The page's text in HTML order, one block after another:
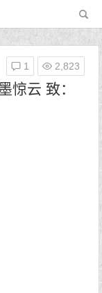
惊云 致：
1 2,823